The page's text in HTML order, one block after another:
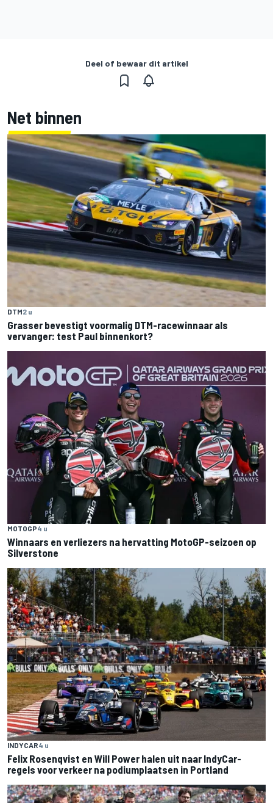
Deel of bewaar dit artikel
Net binnen
DTM2 u
Grasser bevestigt voormalig DTM-racewinnaar als
vervanger: test Paul binnenkort?
MOTOGP4 u
Winnaars en verliezers na hervatting MotoGP-seizoen op
Silverstone
INDYCAR4 u
Felix Rosenqvist en Will Power halen uit naar IndyCar-
regels voor verkeer na podiumplaatsen in Portland